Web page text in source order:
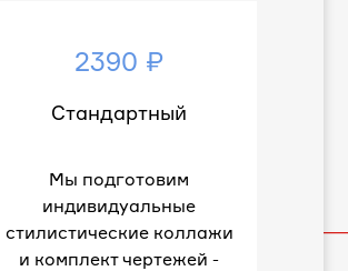
2390 ₽
Стандартный
Мы подготовим
индивидуальные
стилистические коллажи
и комплект чертежей -